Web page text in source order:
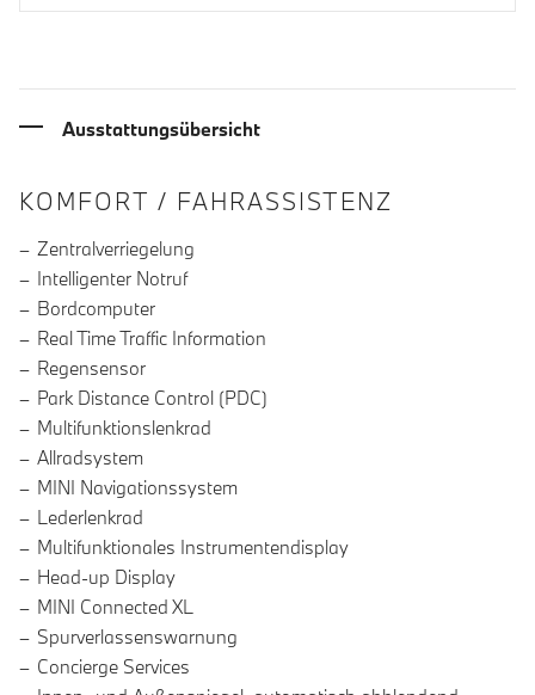
Ausstattungsübersicht
INFORMATIONEN ÜBER DIE
KOMFORT / FAHRASSISTENZ
Zentralverriegelung
Intelligenter Notruf
Bordcomputer
Real Time Traffic Information
Regensensor
Park Distance Control (PDC)
Multifunktionslenkrad
Allradsystem
MINI Navigationssystem
Lederlenkrad
Multifunktionales Instrumentendisplay
Head-up Display
MINI Connected XL
Spurverlassenswarnung
Concierge Services